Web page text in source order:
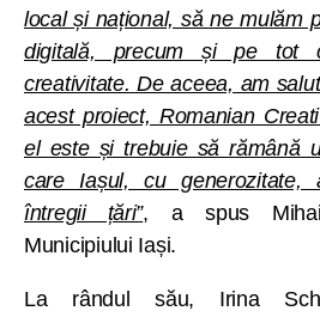
local și național, să ne mulăm
digitală, precum și pe tot
creativitate. De aceea, am
acest proiect, Romanian
el este și trebuie să rămână
care Iașul, cu
întregii țări”, a spus Mihai
Municipiului Iași.
La rândul său, Irina